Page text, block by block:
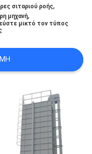
σιταριού ροής,
μηχανή,
μικτό τον τύπος